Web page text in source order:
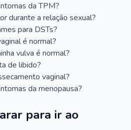
da TPM?
durante a relação sexual?
para DSTs?
é normal?
vulva é normal?
de libido?
vaginal?
da menopausa?
para ir ao